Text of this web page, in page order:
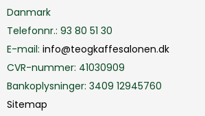
Danmark
Telefonnr.: 93 80 51 30
E-mail: info@teogkaffesalonen.dk
CVR-nummer: 41030909
Bankoplysninger: 3409 12945760
Sitemap